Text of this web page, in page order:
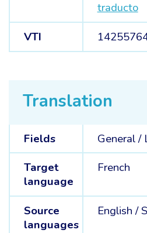
traducto
VTI
Translation
Fields General /
Target
language
French
Source
languages
English /